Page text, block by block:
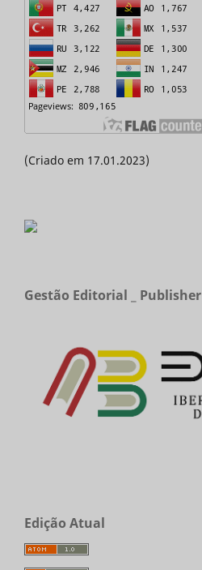
(Criado em 17.01.2023)
Gestão Editorial _ Publisher
Edição Atual